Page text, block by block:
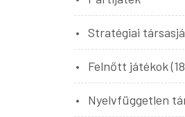
Stratégiai
Felnőtt játékok
Nyelvfüggetlen